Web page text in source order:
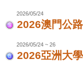
2026/05/24
2026澳門公
2026/05/24 ~ 26
2026亞洲大